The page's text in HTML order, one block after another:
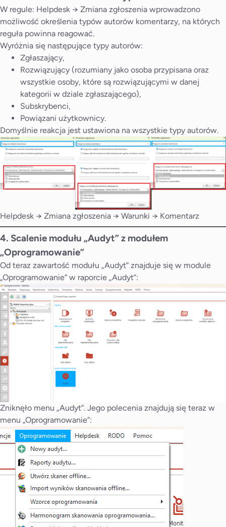
W regule: Helpdesk → Zmiana zgłoszenia wprowadzono
możliwość określenia typów autorów komentarzy, na których
reguła powinna reagować.
Wyróżnia się następujące typy autorów:
Zgłaszający,
Rozwiązujący (rozumiany jako osoba przypisana oraz
wszystkie osoby, które są rozwiązującymi w danej
kategorii w dziale zgłaszającego),
Subskrybenci,
Powiązani użytkownicy.
Domyślnie reakcja jest ustawiona na wszystkie typy autorów.
Helpdesk → Zmiana zgłoszenia → Warunki → Komentarz
4. Scalenie modułu „Audyt” z modułem
„Oprogramowanie”
Od teraz zawartość modułu „Audyt” znajduje się w module
„Oprogramowanie” w raporcie „Audyt”:
Zniknęło menu „Audyt”. Jego polecenia znajdują się teraz w
menu „Oprogramowanie”: